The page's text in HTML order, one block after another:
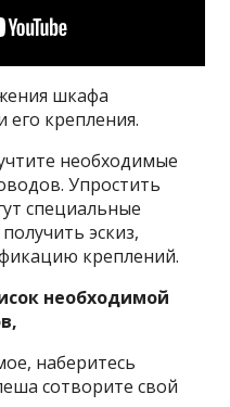
шкафа
его крепления.
необходимые
Упростить
специальные
эскиз,
креплений.
необходимой
наберитесь
сотворите свой